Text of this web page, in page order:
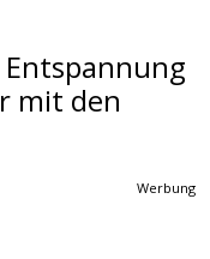
mit den
Werbung